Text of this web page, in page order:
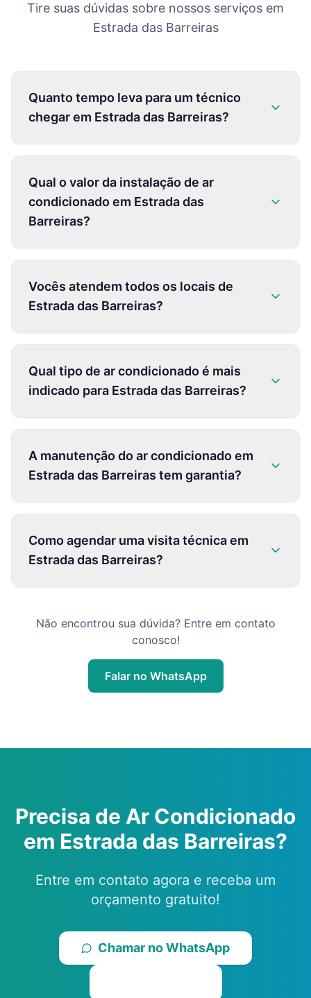
Tire suas dúvidas sobre nossos serviços em
Estrada das Barreiras
Quanto tempo leva para um técnico
chegar em Estrada das Barreiras?
Qual o valor da instalação de ar
condicionado em Estrada das
Barreiras?
Vocês atendem todos os locais de
Estrada das Barreiras?
Qual tipo de ar condicionado é mais
indicado para Estrada das Barreiras?
A manutenção do ar condicionado em
Estrada das Barreiras tem garantia?
Como agendar uma visita técnica em
Estrada das Barreiras?
Não encontrou sua dúvida? Entre em contato
conosco!
Falar no WhatsApp
Precisa de Ar Condicionado
em Estrada das Barreiras?
Entre em contato agora e receba um
orçamento gratuito!
Chamar no WhatsApp